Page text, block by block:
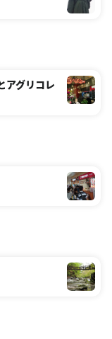
アグリコレ